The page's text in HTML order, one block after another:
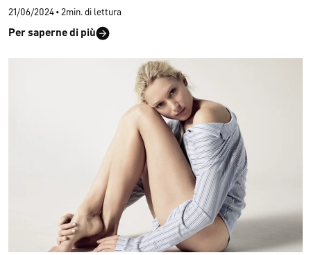
21/06/2024 • 2min. di lettura
Per saperne di più